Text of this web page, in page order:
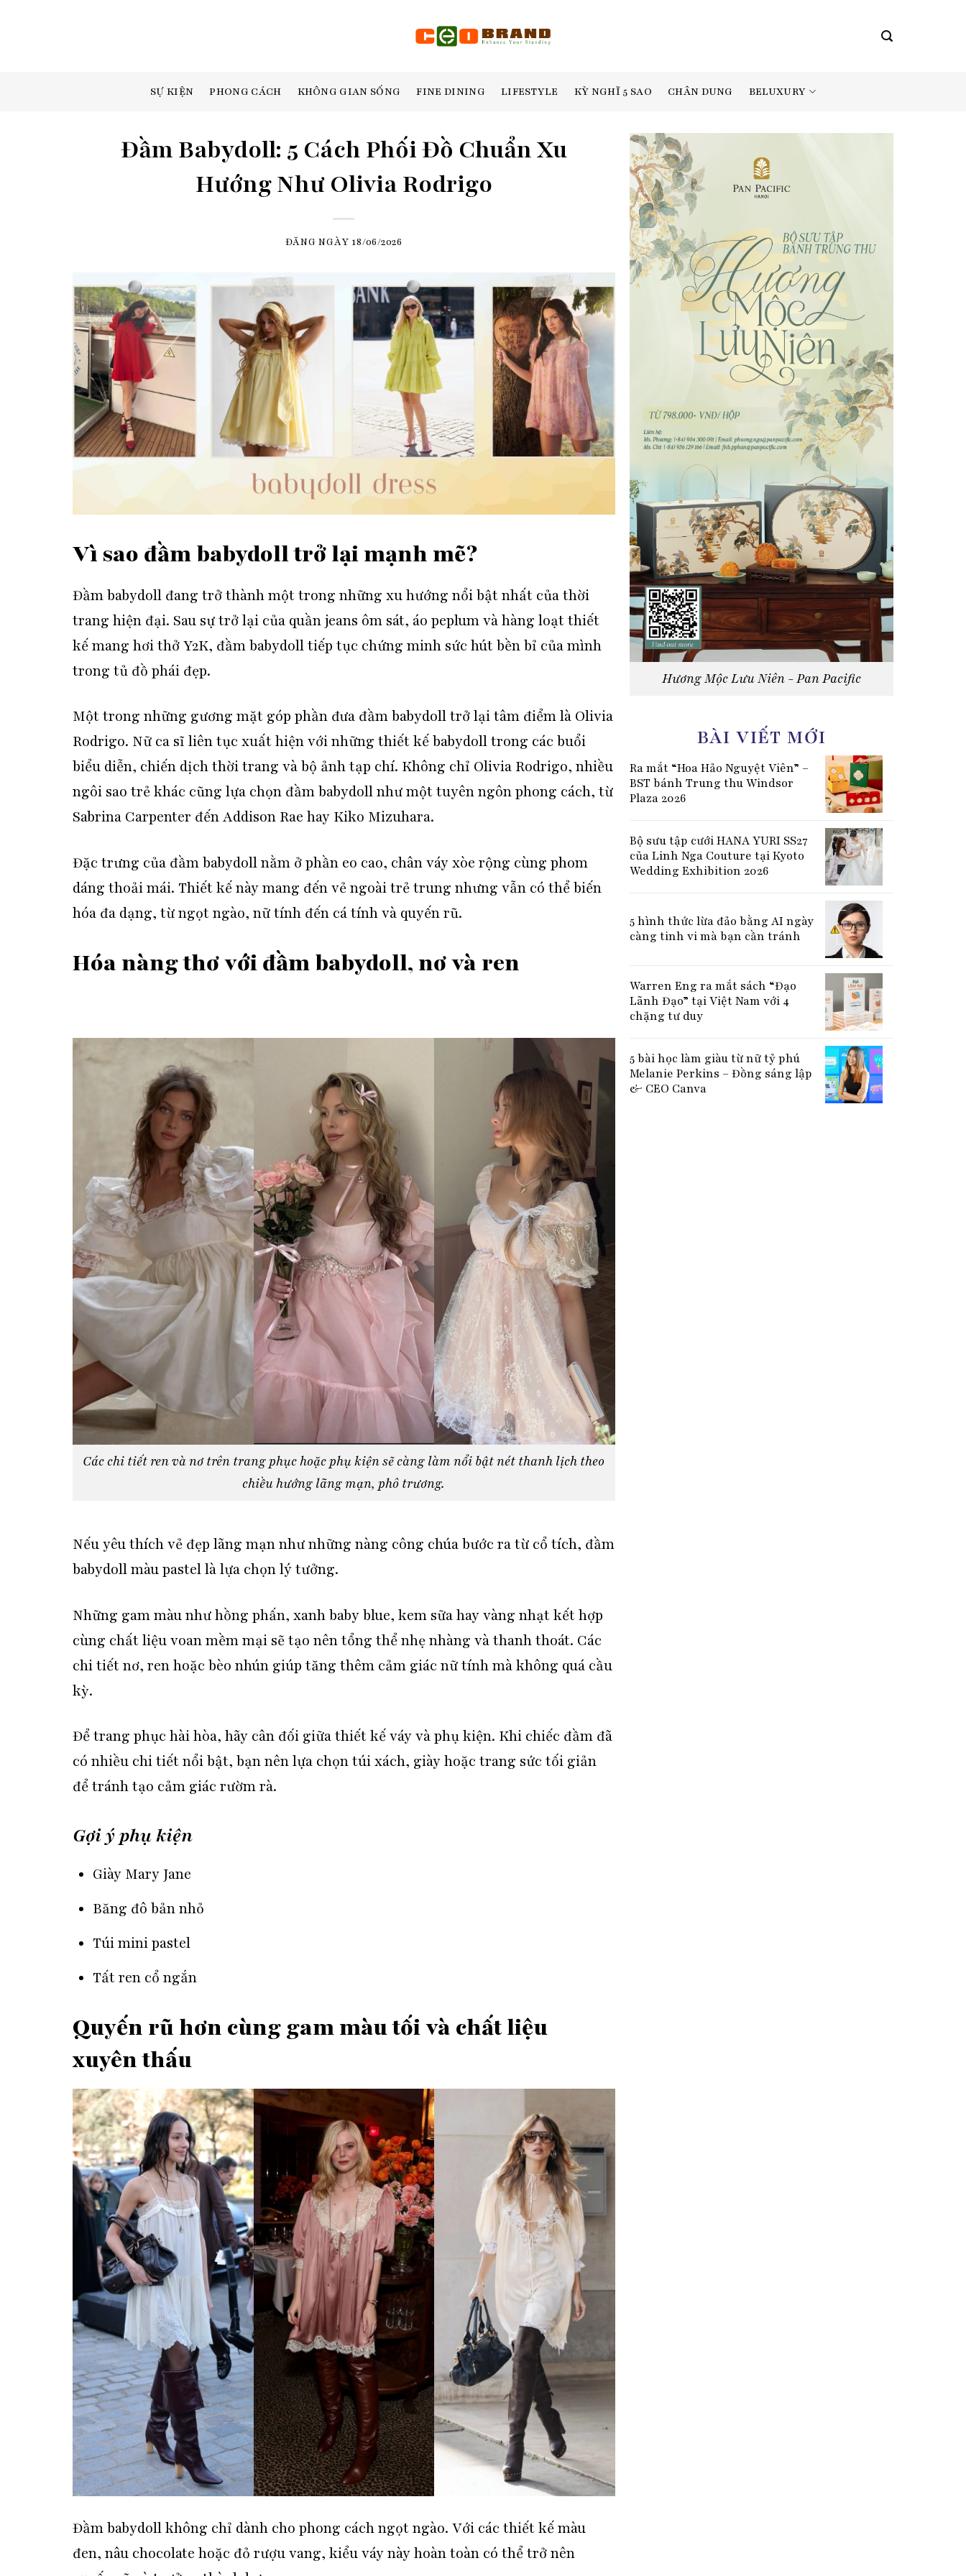
SỰ KIỆN PHONG CÁCH KHÔNG GIAN SỐNG FINE DINING LIFESTYLE KỲ NGHĨ 5 SAO CHÂN DUNG BELUXURY
Đầm Babydoll: 5 Cách Phối Đồ Chuẩn Xu
Hướng Như Olivia Rodrigo
ĐĂNG NGÀY 18/06/2026
Vì sao đầm babydoll trở lại mạnh mẽ?
Đầm babydoll đang trở thành một trong những xu hướng nổi bậtnhất của thời
trang hiện đại. Sau sự trở lại của quần jeans ôm sát, áo peplum và hàng loạt thiết
kế mang hơi thở Y2K, đầm babydoll tiếp tục chứng minh sức hút bền bỉ của mình
trong tủ đồ phái đẹp.
Một trong những gương mặt góp phần đưa đầm babydoll trở lại tâm điểm là Olivia
Rodrigo. Nữ ca sĩ liên tục xuất hiện với những thiết kế babydoll trong các buổi
biểu diễn, chiến dịch thời trang và bộ ảnh tạp chí. Không chỉ Olivia Rodrigo, nhiều
ngôi sao trẻ khác cũng lựa chọn đầm babydoll như một tuyên ngôn phong cách, từ
Sabrina Carpenter đến Addison Rae hay Kiko Mizuhara.
Đặc trưng của đầm babydoll nằm ở phần eo cao, chân váy xòe rộng cùng phom
dáng thoải mái. Thiết kế này mang đến vẻ ngoài trẻ trung nhưng vẫn có thể biến
hóa đa dạng, từ ngọt ngào, nữ tính đến cá tính và quyến rũ.
Hóa nàng thơ với đầm babydoll, nơ và ren
Các chi tiết ren và nơ trên trang phục hoặc phụ kiện sẽ càng làm nổi bật nét thanh lịch theo
chiều hướng lãng mạn, phô trương.
Nếu yêu thích vẻ đẹp lãng mạn như những nàng công chúa bước ra từ cổ tích, đầm
babydoll màu pastel là lựa chọn lý tưởng.
Những gam màu như hồng phấn, xanh baby blue, kem sữa hay vàng nhạt kết hợp
cùng chất liệu voan mềm mại sẽ tạo nên tổng thể nhẹ nhàng và thanh thoát. Các
chi tiết nơ, ren hoặc bèo nhún giúp tăng thêm cảm giác nữ tính mà không quá cầu
kỳ.
Để trang phục hài hòa, hãy cân đối giữa thiết kế váy và phụ kiện. Khi chiếc đầm đã
có nhiều chi tiết nổi bật, bạn nên lựa chọn túi xách, giày hoặc trang sức tối giản
để tránh tạo cảm giác rườm rà.
Gợi ý phụ kiện
Giày Mary Jane
Băng đô bản nhỏ
Túi mini pastel
Tất ren cổ ngắn
Quyến rũ hơn cùng gam màu tối và chất liệu
xuyên thấu
Đầm babydoll không chỉ dành cho phong cách ngọt ngào. Với các thiết kế màu
đen, nâu chocolate hoặc đỏ rượu vang, kiểu váy này hoàn toàn có thể trở nên
Hương Mộc Lưu Niên - Pan Pacific
BÀI VIẾT MỚI
Ra mắt “Hoa Hảo Nguyệt Viên” –
BST bánh Trung thu Windsor
Plaza 2026
Bộ sưu tập cưới HANA YURI SS27
của Linh Nga Couture tại Kyoto
Wedding Exhibition 2026
5 hình thức lừa đảo bằng AI ngày
càng tinh vi mà bạn cần tránh
Warren Eng ra mắt sách “Đạo
Lãnh Đạo” tại Việt Nam với 4
chặng tư duy
5 bài học làm giàu từ nữ tỷ phú
Melanie Perkins – Đồng sáng lập
& CEO Canva